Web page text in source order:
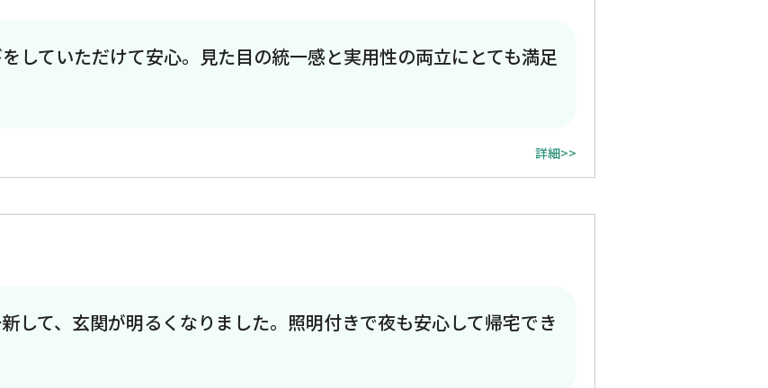
していただけて安心。見た目の統一感と実用性の両立にとても満足
詳細>>
して、玄関が明るくなりました。照明付きで夜も安心して帰宅でき